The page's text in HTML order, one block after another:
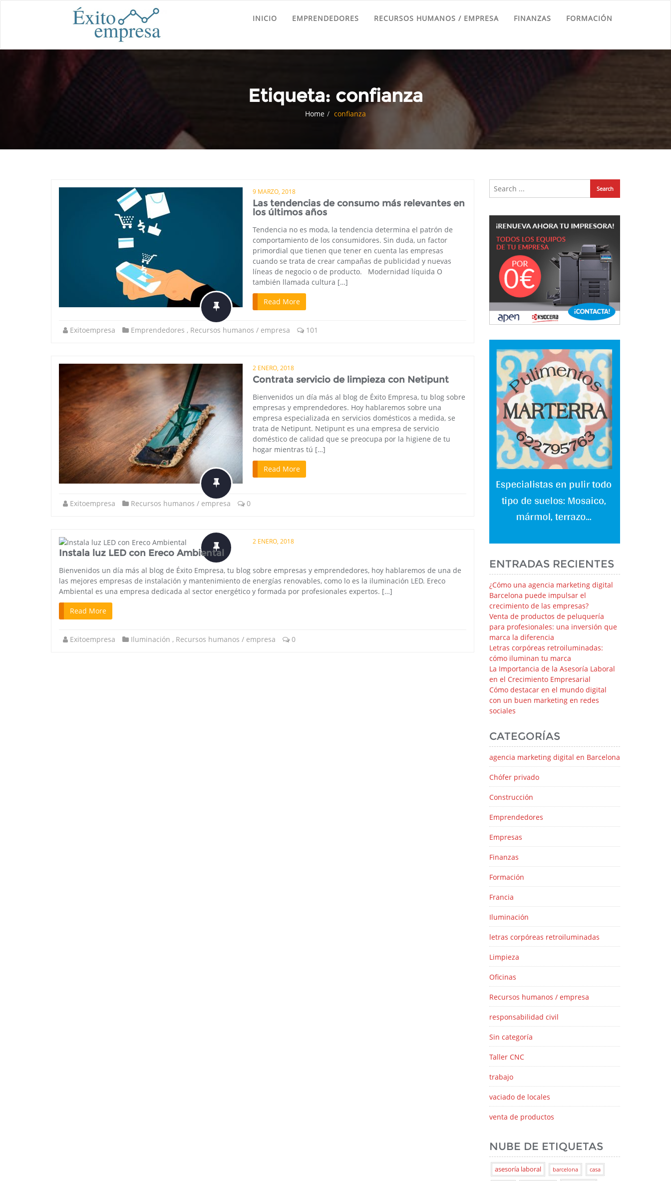
INICIO EMPRENDEDORES RECURSOS HUMANOS / EMPRESA FINANZAS FORMACIÓN
Etiqueta: confianza
Home confianza
9 MARZO, 2018
Las tendencias de consumo más relevantes en
los últimos años
Tendencia no es moda, la tendencia determina el patrón de
comportamiento de los consumidores. Sin duda, un factor
primordial que tienen que tener en cuenta las empresas
cuando se trata de crear campañas de publicidad y nuevas
líneas de negocio o de producto. Modernidad líquida O
también llamada cultura […]
Read More
Exitoempresa Emprendedores , Recursos humanos / empresa 101
2 ENERO, 2018
Contrata servicio de limpieza con Netipunt
Bienvenidos un día más al blog de Éxito Empresa, tu blog sobre
empresas y emprendedores. Hoy hablaremos sobre una
empresa especializada en servicios domésticos a medida, se
trata de Netipunt. Netipunt es una empresa de servicio
doméstico de calidad que se preocupa por la higiene de tu
hogar mientras tú […]
Read More
Exitoempresa Recursos humanos / empresa 0
2 ENERO, 2018
Instala luz LED con Ereco Ambiental
Bienvenidos un día más al blog de Éxito Empresa, tu blog sobre empresas y emprendedores, hoy hablaremos de una de
las mejores empresas de instalación y mantenimiento de energías renovables, como lo es la iluminación LED. Ereco
Ambiental es una empresa dedicada al sector energético y formada por profesionales expertos. […]
Read More
Exitoempresa Iluminación , Recursos humanos / empresa 0
ENTRADAS RECIENTES
¿Cómo una agencia marketing digital
Barcelona puede impulsar el
crecimiento de las empresas?
Venta de productos de peluquería
para profesionales: una inversión que
marca la diferencia
Letras corpóreas retroiluminadas:
cómo iluminan tu marca
La Importancia de la Asesoría Laboral
en el Crecimiento Empresarial
Cómo destacar en el mundo digital
con un buen marketing en redes
sociales
CATEGORÍAS
agencia marketing digital en Barcelona
Chófer privado
Construcción
Emprendedores
Empresas
Finanzas
Formación
Francia
Iluminación
letras corpóreas retroiluminadas
Limpieza
Oficinas
Recursos humanos / empresa
responsabilidad civil
Sin categoría
Taller CNC
trabajo
vaciado de locales
venta de productos
NUBE DE ETIQUETAS
asesoría laboral barcelona casa